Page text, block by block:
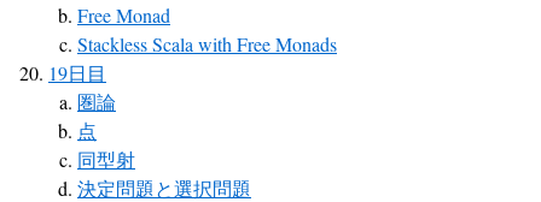
Free Monad
Stackless Scala with Free Monads
19日目
圏論
点
同型射
決定問題と選択問題